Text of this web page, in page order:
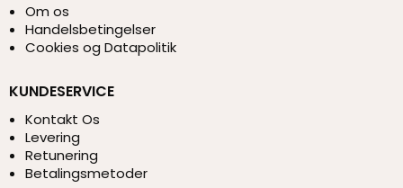
Om os
Handelsbetingelser
Cookies og Datapolitik
KUNDESERVICE
Kontakt Os
Levering
Retunering
Betalingsmetoder